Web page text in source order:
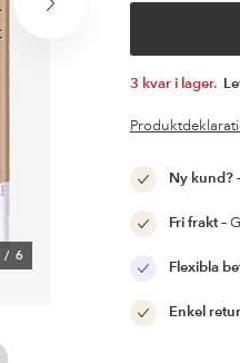
Nästa
/ 6
3 kvar i lager.
Ny kund?
Fri frakt–
Flexibla
Enkel retur